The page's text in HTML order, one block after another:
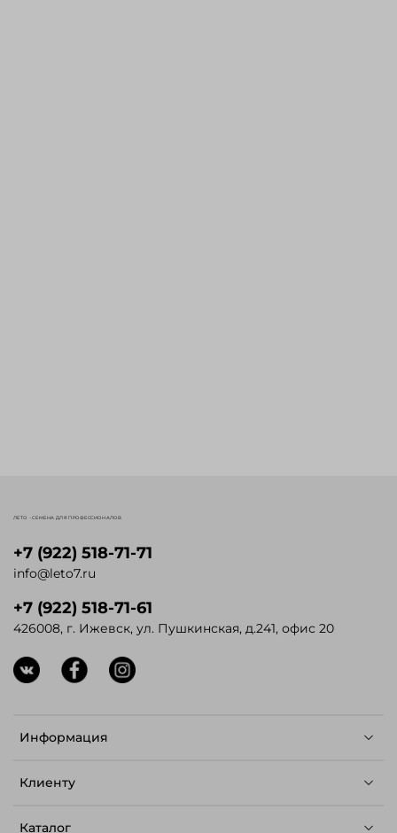
Информация
Клиенту
Каталог
+7 (922) 518-71-71
info@leto7.ru
+7 (922) 518-71-61
426008, г. Ижевск, ул. Пушкинская, д.241, офис 20
ЛЕТО - СЕМЕНА ДЛЯ ПРОФЕССИОНАЛОВ